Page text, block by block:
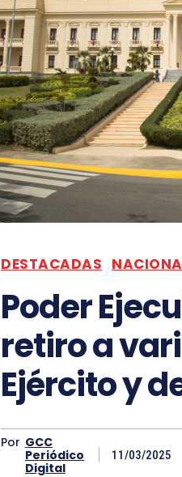
DESTACADAS
Poder
retiro a
Ejército y
Por GCC
Periódico
Digital
11/03/2025